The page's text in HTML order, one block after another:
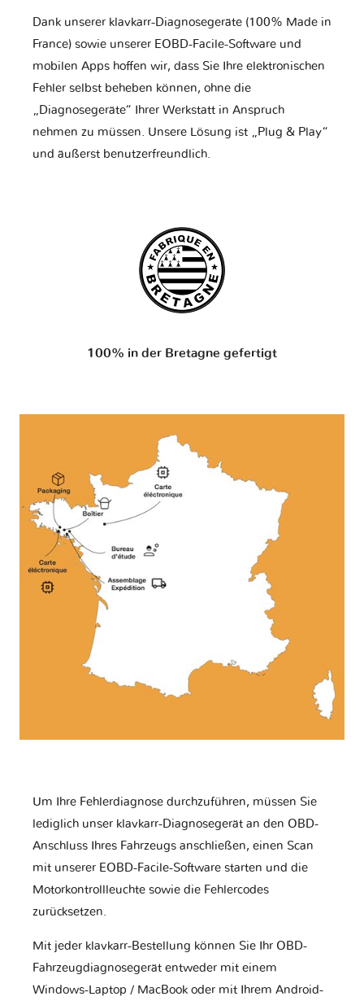
Dank unserer klavkarr-Diagnosegeräte (100% Made in
France) sowie unserer EOBD-Facile-Software und
mobilen Apps hoffen wir, dass Sie Ihre elektronischen
Fehler selbst beheben können, ohne die
„Diagnosegeräte“ Ihrer Werkstatt in Anspruch
nehmen zu müssen. Unsere Lösung ist „Plug & Play“
und äußerst benutzerfreundlich.
100% in der Bretagne gefertigt
Um Ihre Fehlerdiagnose durchzuführen, müssen Sie
lediglich unser klavkarr-Diagnosegerät an den OBD-
Anschluss Ihres Fahrzeugs anschließen, einen Scan
mit unserer EOBD-Facile-Software starten und die
Motorkontrollleuchte sowie die Fehlercodes
zurücksetzen.
Mit jeder klavkarr-Bestellung können Sie Ihr OBD-
Fahrzeugdiagnosegerät entweder mit einem
Windows-Laptop / MacBook oder mit Ihrem Android-